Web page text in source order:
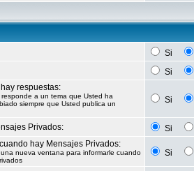
Si
Si
respuestas:
a un tema que Usted ha
siempre que Usted publica un
Si
Privados:
Si
hay Mensajes Privados:
nueva ventana para informarle cuando
Si